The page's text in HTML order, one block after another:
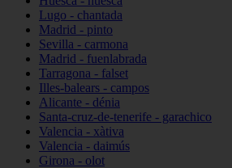
Lugo - chantada
Madrid - pinto
Sevilla - carmona
Madrid - fuenlabrada
Tarragona - falset
Illes-balears - campos
Alicante - dénia
Santa-cruz-de-tenerife - garachico
Valencia - xàtiva
Valencia - daimús
Girona - olot